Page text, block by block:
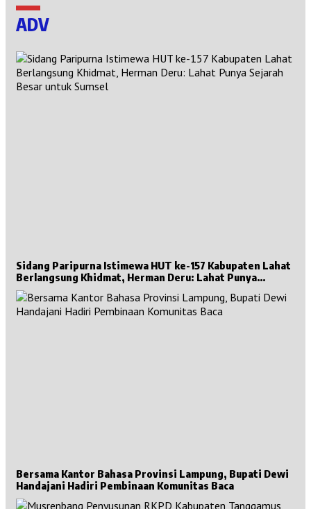
ADV
Sidang Paripurna Istimewa HUT ke-157 Kabupaten Lahat
Berlangsung Khidmat, Herman Deru: Lahat Punya
Sejarah Besar untuk Sumsel
Bersama Kantor Bahasa Provinsi Lampung, Bupati Dewi
Handajani Hadiri Pembinaan Komunitas Baca